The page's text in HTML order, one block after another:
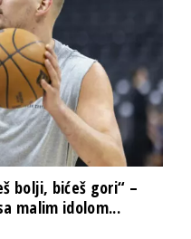
bolji, bićeš gori“ –
malim idolom...